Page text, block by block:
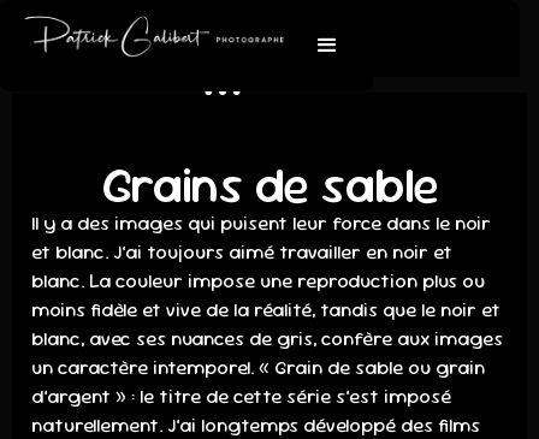
Grains de sable
Il y a des images qui puisent leur force dans le noir
et blanc. J’ai toujours aimé travailler en noir et
blanc. La couleur impose une reproduction plus ou
moins fidèle et vive de la réalité, tandis que le noir et
blanc, avec ses nuances de gris, confère aux images
un caractère intemporel. « Grain de sable ou grain
d’argent » : le titre de cette série s’est imposé
naturellement. J’ai longtemps développé des films